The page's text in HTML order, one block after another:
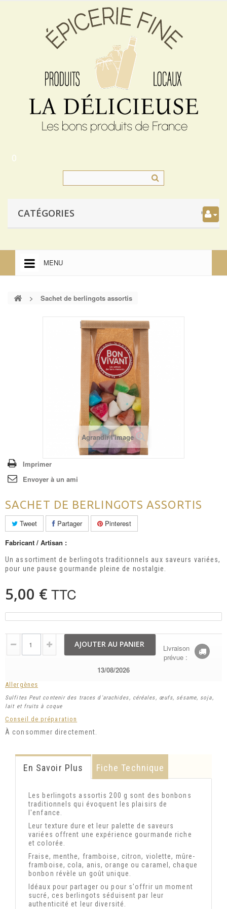
0
CATÉGORIES
MENU
ACCUEIL
MENTIONS LÉGALES
> Sachet de berlingots assortis
Agrandir l'image
Imprimer
Envoyer à un ami
SACHET DE BERLINGOTS ASSORTIS
Tweet Partager
Pinterest
Fabricant / Artisan :
Un assortiment de berlingots traditionnels aux saveurs variées,
pour une pause gourmande pleine de nostalgie.
5,00 € TTC
AJOUTER AU PANIER
Livraison
prévue :
13/08/2026
Allergènes
Sulfites Peut contenir des traces d'arachides, céréales, œufs, sésame, soja,
lait et fruits à coque
Conseil de préparation
À consommer directement.
En Savoir Plus Fiche Technique
Les berlingots assortis 200 g sont des bonbons
traditionnels qui évoquent les plaisirs de
l'enfance.
Leur texture dure et leur palette de saveurs
variées offrent une expérience gourmande riche
et colorée.
Fraise, menthe, framboise, citron, violette, mûre-
framboise, cola, anis, orange ou caramel, chaque
bonbon révèle un goût unique.
Idéaux pour partager ou pour s'offrir un moment
sucré, ces berlingots séduisent par leur
authenticité et leur diversité.